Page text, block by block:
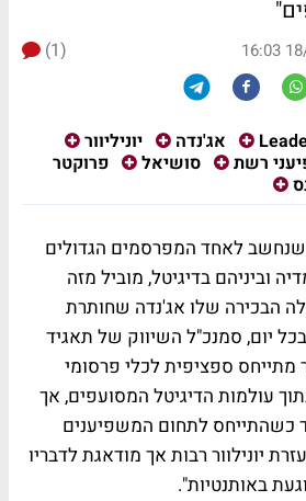
18/
(1)
אג'נדה
יוניליוור
רשת סושיאל
פרוקטר
שנחשב לאחד המפרסמים הגדולים
וביניהם בדיגיטל, מוביל מזה
הבכירה שלו אג'נדה שחותרת
יום, סמנכ"ל השיווק של תאגיד
מתייחס ספציפית לכלי פרסומי
עולמות הדיגיטל המסועפים, אך
כשהתייחס לתחום המשפיענים
יונילוור רבות אך מודאגת לדבריו
באותנטיות".